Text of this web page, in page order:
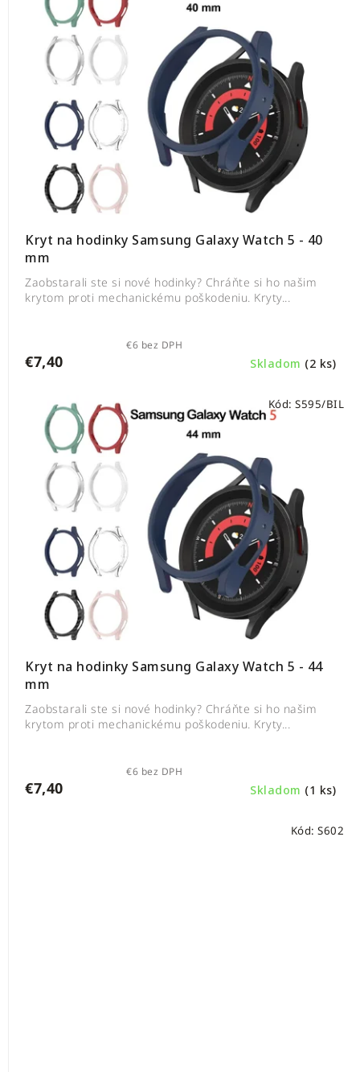
Kryt na hodinky Samsung Galaxy Watch 5 - 40
mm
Skladom (2 ks)
€6 bez DPH
€7,40
Zaobstarali ste si nové hodinky? Chráňte si ho našim
krytom proti mechanickému poškodeniu. Kryty...
Kryt na hodinky Samsung Galaxy Watch 5 - 44
mm
Skladom (1 ks)
€6 bez DPH
€7,40
Zaobstarali ste si nové hodinky? Chráňte si ho našim
krytom proti mechanickému poškodeniu. Kryty...
Kód: S595/BIL
Kód: S602